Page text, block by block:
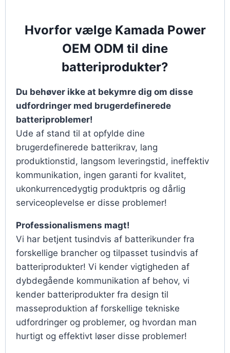
Hvorfor vælge Kamada Power
OEM ODM til dine
batteriprodukter?
Du behøver ikke at bekymre dig om disse
udfordringer med brugerdefinerede
batteriproblemer!
Ude af stand til at opfylde dine
brugerdefinerede batterikrav, lang
produktionstid, langsom leveringstid, ineffektiv
kommunikation, ingen garanti for kvalitet,
ukonkurrencedygtig produktpris og dårlig
serviceoplevelse er disse problemer!
Professionalismens magt!
Vi har betjent tusindvis af batterikunder fra
forskellige brancher og tilpasset tusindvis af
batteriprodukter! Vi kender vigtigheden af
dybdegående kommunikation af behov, vi
kender batteriprodukter fra design til
masseproduktion af forskellige tekniske
udfordringer og problemer, og hvordan man
hurtigt og effektivt løser disse problemer!